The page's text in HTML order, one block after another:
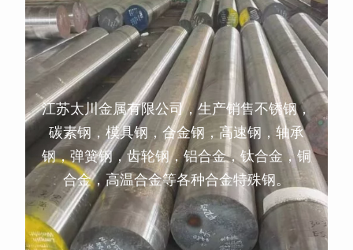
江苏太川金属有限公司，生产销售不锈钢，
碳素钢，模具钢，合金钢，高速钢，轴承
钢，弹簧钢，齿轮钢，铝合金，钛合金，铜
合金，高温合金等各种合金特殊钢。